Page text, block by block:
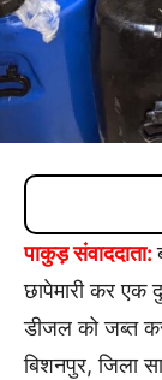
पाकुड़ संवाददाता:
छापेमारी कर
डीजल को जब्त
बिशनपुर, जिला